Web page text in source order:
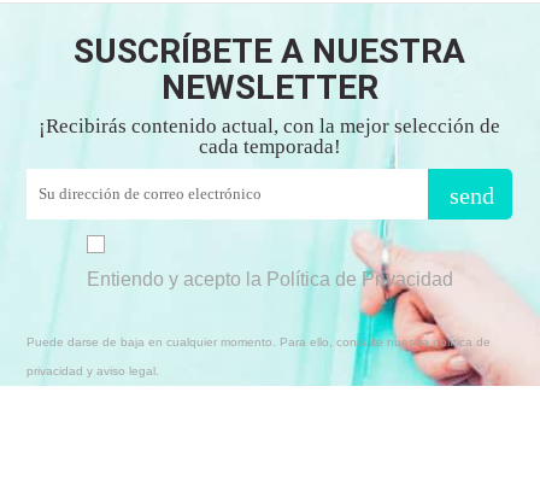
SUSCRÍBETE A NUESTRA
NEWSLETTER
¡Recibirás contenido actual, con la mejor selección de
cada temporada!
send
Entiendo y acepto la Política de Privacidad
Puede darse de baja en cualquier momento. Para ello, consulte nuestra política de
privacidad y aviso legal.